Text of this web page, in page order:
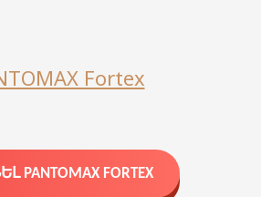
Fortex
PANTOMAX FORTEX